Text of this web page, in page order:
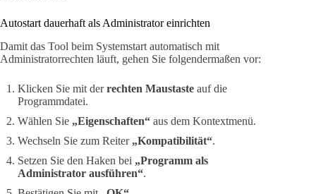
Autostart dauerhaft als Administrator einrichten
Damit das Tool beim Systemstart automatisch mit
Administratorrechten läuft, gehen Sie folgendermaßen vor:
Klicken Sie mit derrechten Maustaste auf die
Programmdatei.
Wählen Sie „Eigenschaften“ aus dem Kontextmenü.
Wechseln Sie zum Reiter „Kompatibilität“.
Setzen Sie den Haken bei „Programm als
Administrator ausführen“.